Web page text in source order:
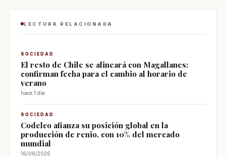
LECTURA RELACIONADA
SOCIEDAD
El resto de Chile se alineará con Magallanes:
confirman fecha para el cambio al horario de
verano
hace 1 día
SOCIEDAD
Codelco afianza su posición global en la
producción de renio, con 10% del mercado
mundial
16/06/2026